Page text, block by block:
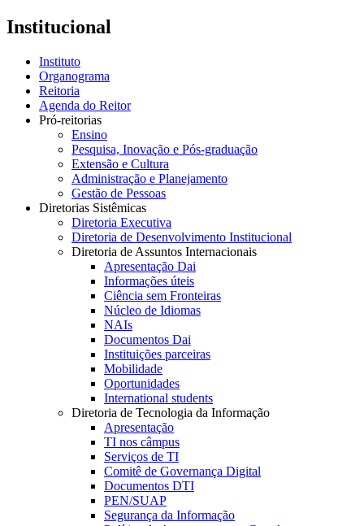
Institucional
Instituto
Organograma
Reitoria
Agenda do Reitor
Pró-reitorias
Ensino
Pesquisa, Inovação e Pós-graduação
Extensão e Cultura
Administração e Planejamento
Gestão de Pessoas
Diretorias Sistêmicas
Diretoria Executiva
Diretoria de Desenvolvimento Institucional
Diretoria de Assuntos Internacionais
Apresentação Dai
Informações úteis
Ciência sem Fronteiras
Núcleo de Idiomas
NAIs
Documentos Dai
Instituições parceiras
Mobilidade
Oportunidades
International students
Diretoria de Tecnologia da Informação
Apresentação
TI nos câmpus
Serviços de TI
Comitê de Governança Digital
Documentos DTI
PEN/SUAP
Segurança da Informação